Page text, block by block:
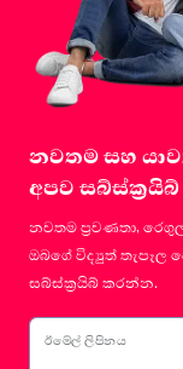
නවතම සහ
අපව
නවතම ප්‍රවණතා,
ඔබගේ විද්‍යුත් තැපෑල
සබ්ස්ක්‍රයිබ් කරන්න.
ඊමේල් ලිපිනය